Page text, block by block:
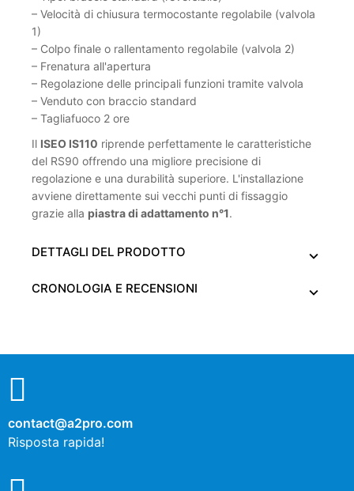
– Velocità di chiusura termocostante regolabile (valvola
1)
– Colpo finale o rallentamento regolabile (valvola 2)
– Frenatura all'apertura
– Regolazione delle principali funzioni tramite valvola
– Venduto con braccio standard
– Tagliafuoco 2 ore
Il ISEO IS110 riprende perfettamente le caratteristiche
del RS90 offrendo una migliore precisione di
regolazione e una durabilità superiore. L'installazione
avviene direttamente sui vecchi punti di fissaggio
grazie alla piastra di adattamento n°1.
DETTAGLI DEL PRODOTTO
CRONOLOGIA E RECENSIONI
contact@a2pro.com
Risposta rapida!